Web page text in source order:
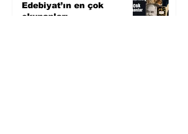
Edebiyat’ın en çok
okunanları